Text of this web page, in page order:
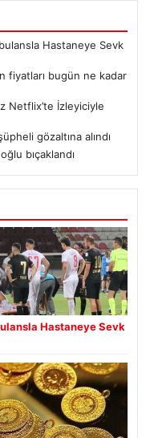
Hastaneye Sevk
fiyatları bugün ne kadar
Netflix’te İzleyiciyle
gözaltına alındı
bıçaklandı
Hastaneye Sevk